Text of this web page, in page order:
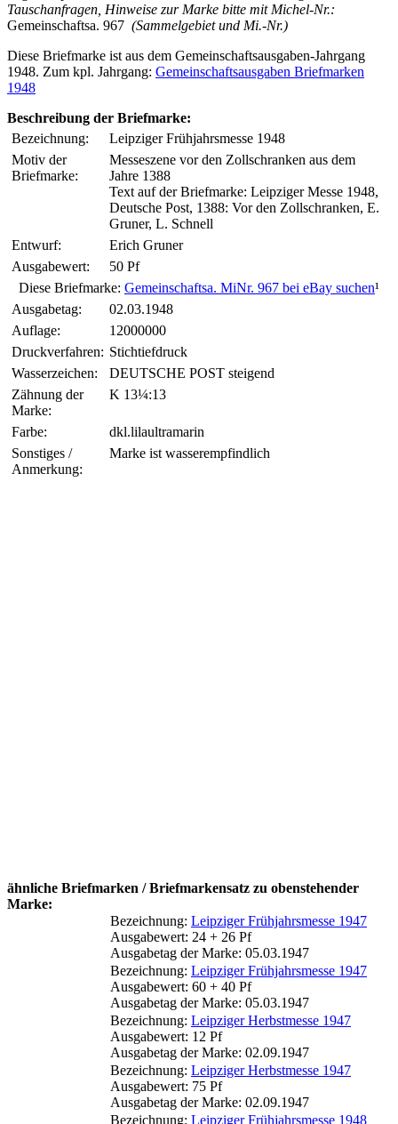
Tauschanfragen, Hinweise zur Marke bitte mit Michel-Nr.:
Gemeinschaftsa. 967 (Sammelgebiet und Mi.-Nr.)
Diese Briefmarke ist aus dem Gemeinschaftsausgaben-Jahrgang
1948. Zum kpl. Jahrgang: Gemeinschaftsausgaben Briefmarken
1948
Beschreibung der Briefmarke:
Bezeichnung:
Leipziger Frühjahrsmesse 1948
Motiv der
Briefmarke:
Messeszene vor den Zollschranken aus dem
Jahre 1388
Text auf der Briefmarke: Leipziger Messe 1948,
Deutsche Post, 1388: Vor den Zollschranken, E.
Gruner, L. Schnell
Entwurf:
Erich Gruner
Ausgabewert:
50 Pf
Diese Briefmarke: Gemeinschaftsa. MiNr. 967 bei eBay suchen¹
Ausgabetag:
02.03.1948
Auflage:
12000000
Druckverfahren: Stichtiefdruck
Wasserzeichen:
DEUTSCHE POST steigend
Zähnung der
Marke:
K 13¼:13
Farbe:
dkl.lilaultramarin
Sonstiges /
Anmerkung:
Marke ist wasserempfindlich
ähnliche Briefmarken / Briefmarkensatz zu obenstehender
Marke:
Bezeichnung: Leipziger Frühjahrsmesse 1947
Ausgabewert: 24 + 26 Pf
Ausgabetag der Marke: 05.03.1947
Bezeichnung: Leipziger Frühjahrsmesse 1947
Ausgabewert: 60 + 40 Pf
Ausgabetag der Marke: 05.03.1947
Bezeichnung: Leipziger Herbstmesse 1947
Ausgabewert: 12 Pf
Ausgabetag der Marke: 02.09.1947
Bezeichnung: Leipziger Herbstmesse 1947
Ausgabewert: 75 Pf
Ausgabetag der Marke: 02.09.1947
Bezeichnung: Leipziger Frühjahrsmesse 1948